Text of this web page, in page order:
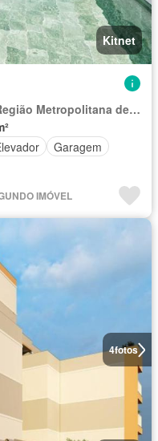
Kitnet
Região Imediata de São Paulo, Região Metropolitana de São Paulo
Garagem
IMÓVEL
4fotos